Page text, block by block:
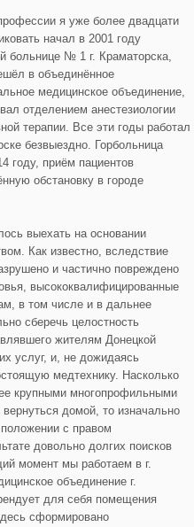
я уже более двадцати
начал в 2001 году
больнице № 1 г. Краматорска,
в объединённое
медицинское объединение,
отделением анестезиологии
терапии. Все эти годы работал
безвыездно. Горбольница
году, приём пациентов
обстановку в городе
выехать на основании
Как известно, вследствие
и частично повреждено
высококвалифицированные
в том числе и в дальнее
сберечь целостность
жителям Донецкой
услуг, и, не дожидаясь
медтехнику. Насколько
крупными многопрофильными
домой, то изначально
с правом
довольно долгих поисков
момент мы работаем в г.
объединение г.
для себя помещения
сформировано